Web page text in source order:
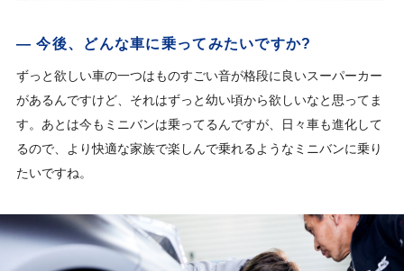
— 今後、どんな車に乗ってみたいですか?
ずっと欲しい車の一つはものすごい音が格段に良いスーパーカー
があるんですけど、それはずっと幼い頃から欲しいなと思ってま
す。あとは今もミニバンは乗ってるんですが、日々車も進化して
るので、より快適な家族で楽しんで乗れるようなミニバンに乗り
たいですね。